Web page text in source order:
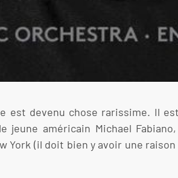
devenu chose rarissime. Il
américain Michael
York (il doit bien y avoir une